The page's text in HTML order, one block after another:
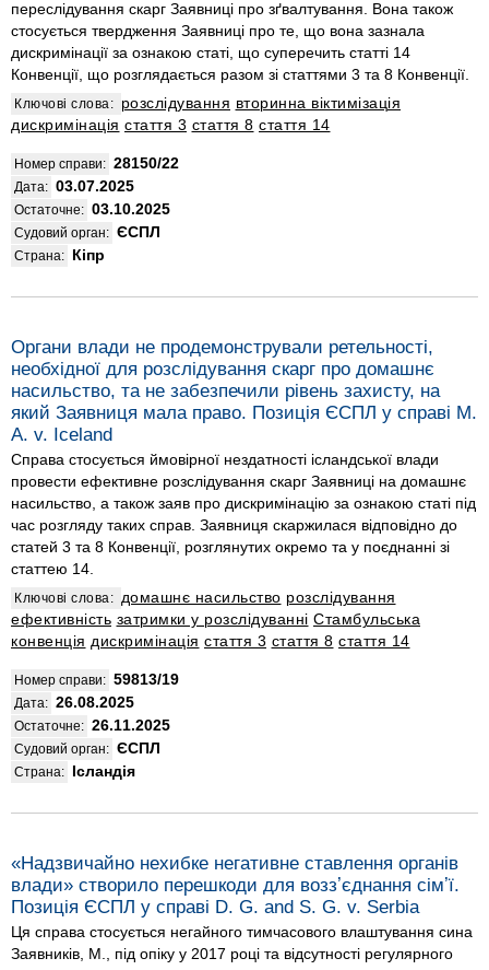
переслідування скарг Заявниці про зґвалтування. Вона також
стосується твердження Заявниці про те, що вона зазнала
дискримінації за ознакою статі, що суперечить статті 14
Конвенції, що розглядається разом зі статтями 3 та 8 Конвенції.
Ключові слова: розслідування вторинна віктимізація
дискримінація стаття 3 стаття 8 стаття 14
Номер справи: 28150/22
Дата: 03.07.2025
Остаточне: 03.10.2025
Судовий орган: ЄСПЛ
Страна: Кіпр
Органи влади не продемонстрували ретельності,
необхідної для розслідування скарг про домашнє
насильство, та не забезпечили рівень захисту, на
який Заявниця мала право. Позиція ЄСПЛ у справі M.
A. v. Iceland
Справа стосується ймовірної нездатності ісландської влади
провести ефективне розслідування скарг Заявниці на домашнє
насильство, а також заяв про дискримінацію за ознакою статі під
час розгляду таких справ. Заявниця скаржилася відповідно до
статей 3 та 8 Конвенції, розглянутих окремо та у поєднанні зі
статтею 14.
Ключові слова: домашнє насильство розслідування
ефективність затримки у розслідуванні Стамбульська
конвенція дискримінація стаття 3 стаття 8 стаття 14
Номер справи: 59813/19
Дата: 26.08.2025
Остаточне: 26.11.2025
Судовий орган: ЄСПЛ
Страна: Ісландія
«Надзвичайно нехибке негативне ставлення органів
влади» створило перешкоди для воззʼєднання сімʼї.
Позиція ЄСПЛ у справі D. G. and S. G. v. Serbia
Ця справа стосується негайного тимчасового влаштування сина
Заявників, М., під опіку у 2017 році та відсутності регулярного